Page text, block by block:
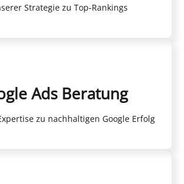
Strategie zu Top-Rankings
Ads Beratung
zu nachhaltigen Google Erfolg